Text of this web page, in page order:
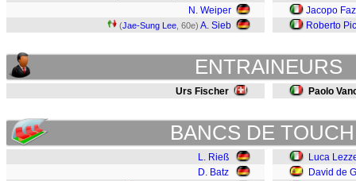
N. Weiper
(Jae-Sung Lee , 60e) A. Sieb
Jacopo
Roberto
ENTRAINEURS
Urs Fischer Paolo
BANCS DE
L. Rieß
D. Batz
Luca
David de